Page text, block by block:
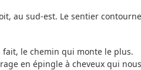
au sud-est. Le sentier
le chemin qui monte le plus.
en épingle à cheveux qui